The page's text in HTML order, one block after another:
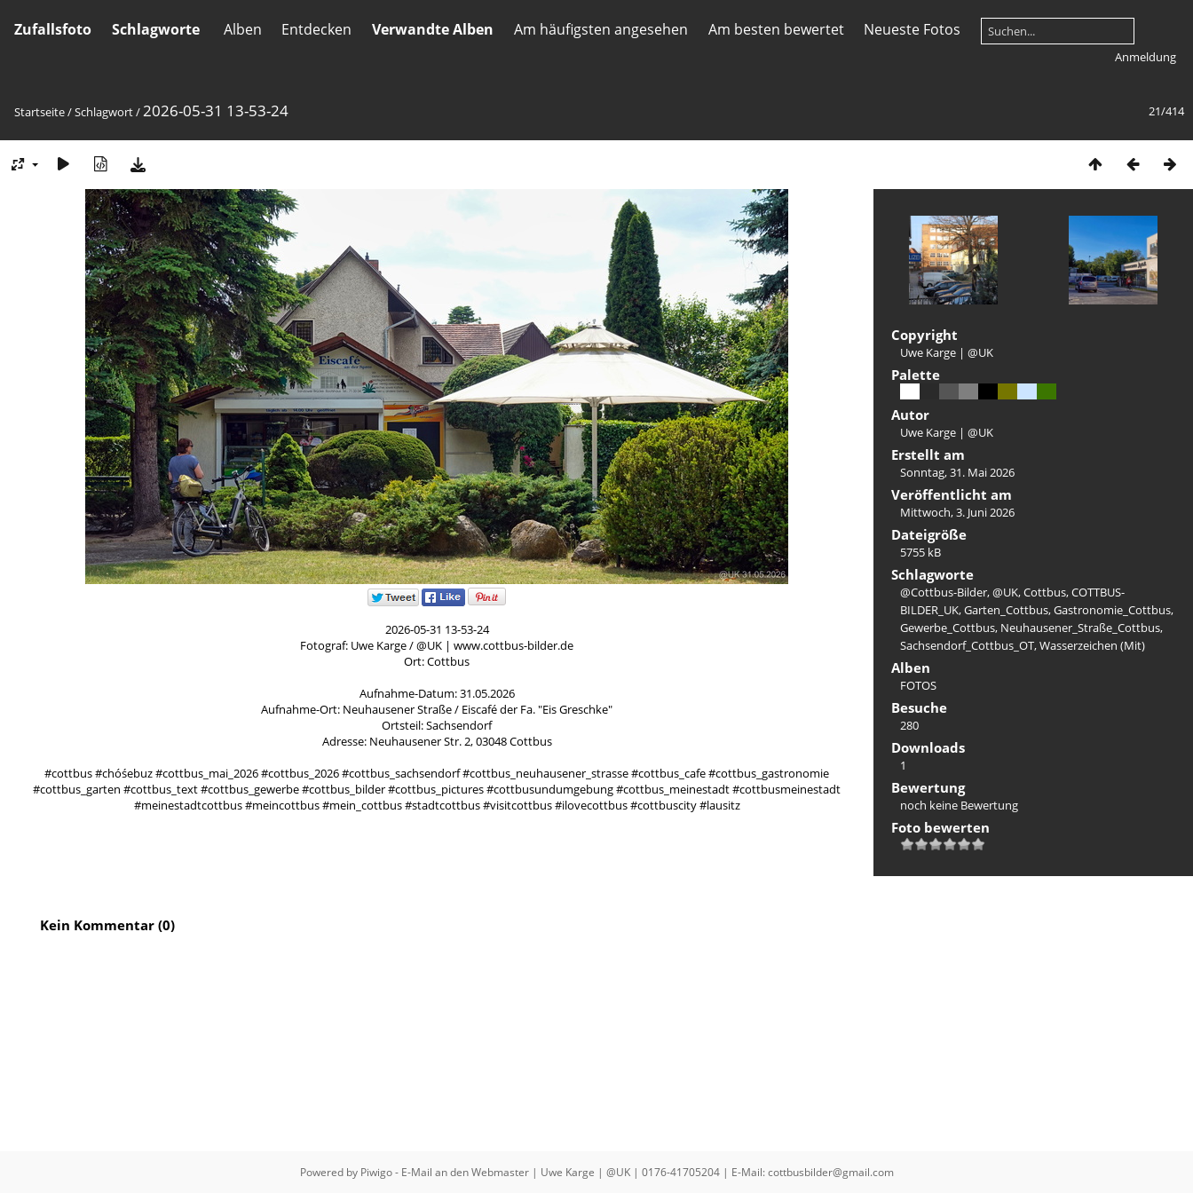
Zufallsfoto Schlagworte Alben Entdecken Verwandte Alben Am häufigsten angesehen Am besten bewertet Neueste Fotos
Anmeldung
21/414
Startseite/Schlagwort/2026-05-31 13-53-24
2026-05-31 13-53-24
Fotograf: Uwe Karge / @UK | www.cottbus-bilder.de
Ort: Cottbus
Aufnahme-Datum: 31.05.2026
Aufnahme-Ort: Neuhausener Straße / Eiscafé der Fa. "Eis Greschke"
Ortsteil: Sachsendorf
Adresse: Neuhausener Str. 2, 03048 Cottbus
#cottbus #chóśebuz #cottbus_mai_2026 #cottbus_2026 #cottbus_sachsendorf #cottbus_neuhausener_strasse #cottbus_cafe #cottbus_gastronomie
#cottbus_garten #cottbus_text #cottbus_gewerbe #cottbus_bilder #cottbus_pictures #cottbusundumgebung #cottbus_meinestadt #cottbusmeinestadt
#meinestadtcottbus #meincottbus #mein_cottbus #stadtcottbus #visitcottbus #ilovecottbus #cottbuscity #lausitz
Copyright
Uwe Karge | @UK
Palette
Autor
Uwe Karge | @UK
Erstellt am
Sonntag, 31. Mai 2026
Veröffentlicht am
Mittwoch, 3. Juni 2026
Dateigröße
5755 kB
Schlagworte
@Cottbus-Bilder,@UK,Cottbus,COTTBUS-
BILDER_UK,Garten_Cottbus,Gastronomie_Cottbus,
Gewerbe_Cottbus, Neuhausener_Straße_Cottbus,
Sachsendorf_Cottbus_OT,Wasserzeichen (Mit)
Alben
FOTOS
Besuche
280
Downloads
1
Bewertung
noch keine Bewertung
Foto bewerten
Kein Kommentar (0)
Powered by Piwigo- E-Mail an den Webmaster | Uwe Karge | @UK | 0176-41705204 | E-Mail: cottbusbilder@gmail.com